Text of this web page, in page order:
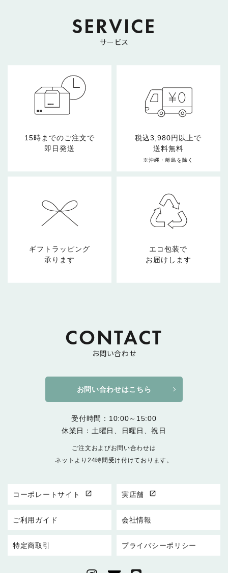
SERVICE
サービス
15時までのご注文で
即日発送
税込3,980円以上で
送料無料
※沖縄・離島を除く
ギフトラッピング
承ります
エコ包装で
お届けします
CONTACT
お問い合わせ
お問い合わせはこちら
受付時間：10:00～15:00
休業日：土曜日、日曜日、祝日
ご注文およびお問い合わせは
ネットより24時間受け付けております。
コーポレートサイト open_in_new 実店舗 open_in_new
ご利用ガイド 会社情報
特定商取引 プライバシーポリシー